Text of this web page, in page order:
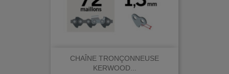
CHAÎNE TRONÇONNEUSE
KERWOOD...